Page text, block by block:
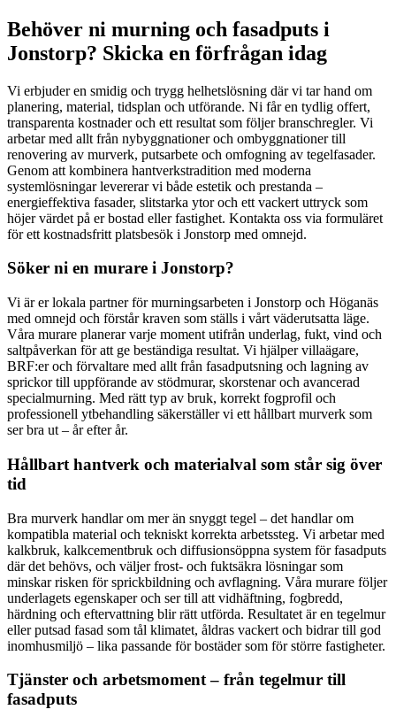
Behöver ni murning och fasadputs i
Jonstorp? Skicka en förfrågan idag
Vi erbjuder en smidig och trygg helhetslösning där vi tar hand om
planering, material, tidsplan och utförande. Ni får en tydlig offert,
transparenta kostnader och ett resultat som följer branschregler. Vi
arbetar med allt från nybyggnationer och ombyggnationer till
renovering av murverk, putsarbete och omfogning av tegelfasader.
Genom att kombinera hantverkstradition med moderna
systemlösningar levererar vi både estetik och prestanda –
energieffektiva fasader, slitstarka ytor och ett vackert uttryck som
höjer värdet på er bostad eller fastighet. Kontakta oss via formuläret
för ett kostnadsfritt platsbesök i Jonstorp med omnejd.
Söker ni en murare i Jonstorp?
Vi är er lokala partner för murningsarbeten i Jonstorp och Höganäs
med omnejd och förstår kraven som ställs i vårt väderutsatta läge.
Våra murare planerar varje moment utifrån underlag, fukt, vind och
saltpåverkan för att ge beständiga resultat. Vi hjälper villaägare,
BRF:er och förvaltare med allt från fasadputsning och lagning av
sprickor till uppförande av stödmurar, skorstenar och avancerad
specialmurning. Med rätt typ av bruk, korrekt fogprofil och
professionell ytbehandling säkerställer vi ett hållbart murverk som
ser bra ut – år efter år.
Hållbart hantverk och materialval som står sig över
tid
Bra murverk handlar om mer än snyggt tegel – det handlar om
kompatibla material och tekniskt korrekta arbetssteg. Vi arbetar med
kalkbruk, kalkcementbruk och diffusionsöppna system för fasadputs
där det behövs, och väljer frost- och fuktsäkra lösningar som
minskar risken för sprickbildning och avflagning. Våra murare följer
underlagets egenskaper och ser till att vidhäftning, fogbredd,
härdning och eftervattning blir rätt utförda. Resultatet är en tegelmur
eller putsad fasad som tål klimatet, åldras vackert och bidrar till god
inomhusmiljö – lika passande för bostäder som för större fastigheter.
Tjänster och arbetsmoment – från tegelmur till
fasadputs